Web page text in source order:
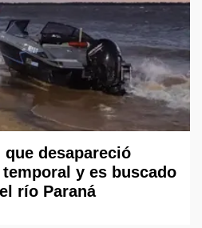
desapareció
y es buscado
río Paraná